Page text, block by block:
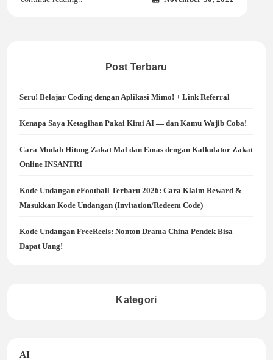
Post Terbaru
Seru! Belajar Coding dengan Aplikasi Mimo! + Link Referral
Kenapa Saya Ketagihan Pakai Kimi AI — dan Kamu Wajib Coba!
Cara Mudah Hitung Zakat Mal dan Emas dengan Kalkulator Zakat
Online INSANTRI
Kode Undangan eFootball Terbaru 2026: Cara Klaim Reward &
Masukkan Kode Undangan (Invitation/Redeem Code)
Kode Undangan FreeReels: Nonton Drama China Pendek Bisa
Dapat Uang!
Kategori
AI